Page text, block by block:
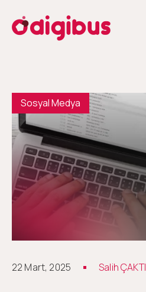
Sosyal Medya
22 Mart, 2025 Salih ÇAKTI